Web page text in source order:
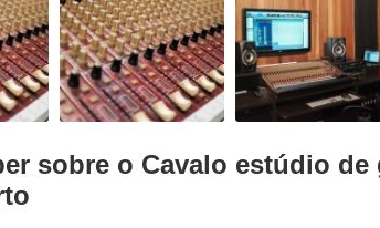
Estúdio
Sala de
sobre o Cavalo estúdio de